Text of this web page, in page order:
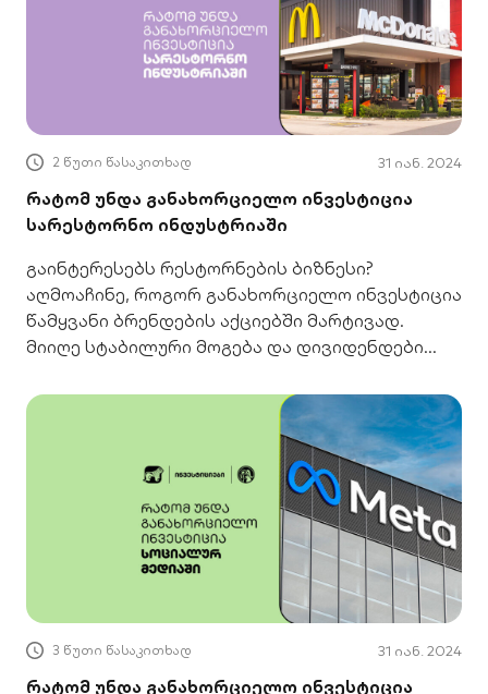
2 წუთი წასაკითხად 31 იან. 2024
რატომ უნდა განახორციელო ინვესტიცია
სარესტორნო ინდუსტრიაში
გაინტერესებს რესტორნების ბიზნესი?
აღმოაჩინე, როგორ განახორციელო ინვესტიცია
წამყვანი ბრენდების აქციებში მარტივად.
მიიღე სტაბილური მოგება და დივიდენდები
3 წუთი წასაკითხად 31 იან. 2024
რატომ უნდა განახორციელო ინვესტიცია